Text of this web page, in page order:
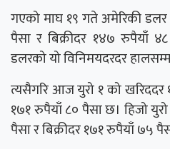
गएको माघ १९ गते अमेरिकी
पैसा र बिक्रीदर १४७ रुपैयाँ
डलरको यो विनिमयदरदर
त्यसैगरि आज युरो १ को खरिददर
१७१ रुपैयाँ ८० पैसा छ। हिजो
पैसा र बिक्रीदर १७१ रुपैयाँ ७५